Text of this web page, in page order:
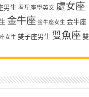
男生 看星座學英文 處女座
金牛座 金牛座女生 金牛座
女生 雙子座男生 雙魚座 雙